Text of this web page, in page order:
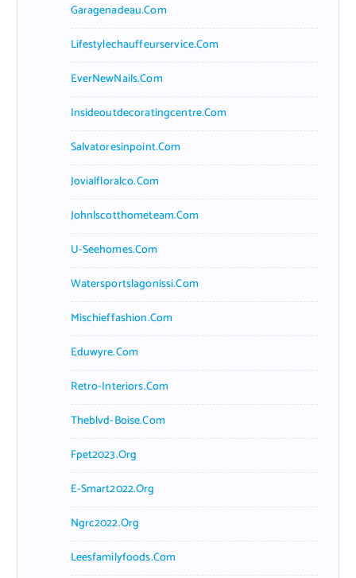
Garagenadeau.com
Lifestylechauffeurservice.com
EverNewNails.com
Insideoutdecoratingcentre.com
Salvatoresinpoint.com
Jovialfloralco.com
Johnlscotthometeam.com
U-Seehomes.com
Watersportslagonissi.com
Mischieffashion.com
Eduwyre.com
Retro-Interiors.com
Theblvd-Boise.com
Fpet2023.org
E-Smart2022.org
Ngrc2022.org
Leesfamilyfoods.com